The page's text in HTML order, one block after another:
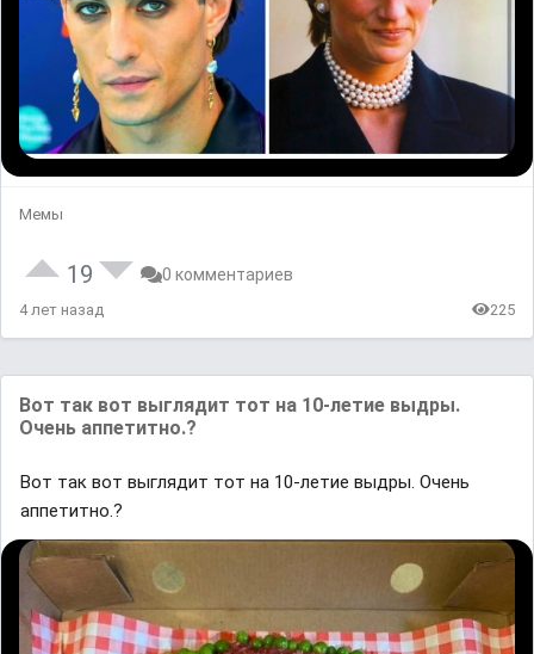
Мемы
19 0 комментариев
4 лет назад 225
Вот так вот выглядит тот на 10-летие выдры.
Очень аппетитно.?
Вот так вот выглядит тот на 10-летие выдры. Очень
аппетитно.?